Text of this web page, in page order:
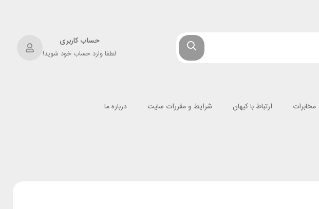
حساب کاربری
لطفا وارد حساب خود شوید!
مخابرات ارتباط با کیهان شرایط و مقررات سایت
درباره ما